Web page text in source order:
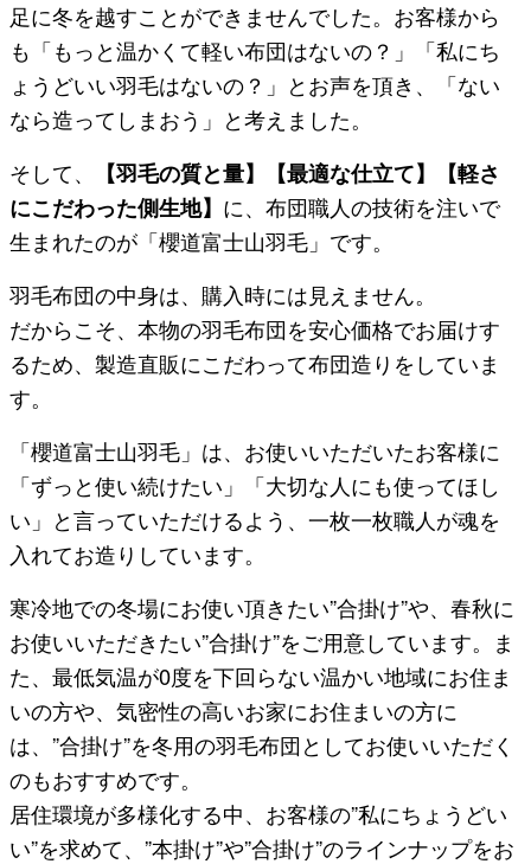
足に冬を越すことができませんでした。お客様から
も「もっと温かくて軽い布団はないの？」「私にち
ょうどいい羽毛はないの？」とお声を頂き、「ない
なら造ってしまおう」と考えました。
そして、
【羽毛の質と量】【最適な仕立て】【軽さ
にこだわった側生地】 に、布団職人の技術を注いで
生まれたのが「櫻道富士山羽毛」です。
羽毛布団の中身は、購入時には見えません。
だからこそ、本物の羽毛布団を安心価格でお届けす
るため、製造直販にこだわって布団造りをしていま
す。
「櫻道富士山羽毛」は、お使いいただいたお客様に
「ずっと使い続けたい」「大切な人にも使ってほし
い」と言っていただけるよう、一枚一枚職人が魂を
入れてお造りしています。
寒冷地での冬場にお使い頂きたい”合掛け”や、春秋に
お使いいただきたい”合掛け”をご用意しています。ま
た、最低気温が0度を下回らない温かい地域にお住ま
いの方や、気密性の高いお家にお住まいの方に
は、”合掛け”を冬用の羽毛布団としてお使いいただく
のもおすすめです。
居住環境が多様化する中、お客様の”私にちょうどい
い”を求めて、”本掛け”や”合掛け”のラインナップをお